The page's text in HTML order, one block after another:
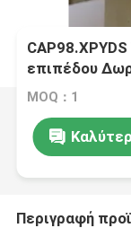
επιπέδου
ράβδου για
MOQ：1
Περιγραφή